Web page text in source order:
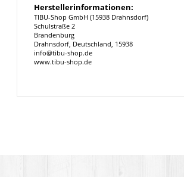
Herstellerinformationen:
TIBU-Shop GmbH (15938 Drahnsdorf)
Schulstraße 2
Brandenburg
Drahnsdorf, Deutschland, 15938
info@tibu-shop.de
www.tibu-shop.de